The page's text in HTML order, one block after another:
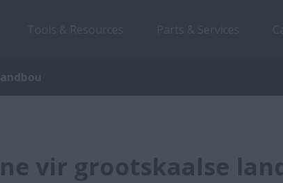
vir grootskaalse